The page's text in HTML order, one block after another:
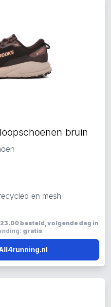
bruin
en mesh
besteld, volgende dag in
gratis